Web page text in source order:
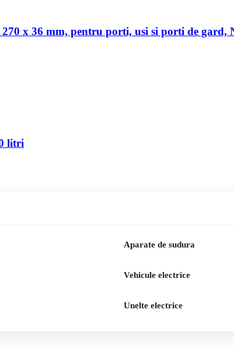
x 36 mm, pentru porti, usi si porti de gard,
litri
Aparate de sudura
Vehicule electrice
Unelte electrice